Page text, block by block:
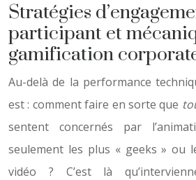
Stratégies
participant et
gamification
Au-delà de la performance
est : comment faire en sorte que
sentent concernés par
seulement les plus « geeks » ou
vidéo ? C’est là